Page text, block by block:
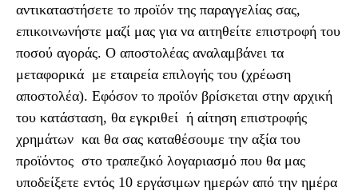
αντικαταστήσετε το προϊόν της παραγγελίας σας,
επικοινωνήστε μαζί μας για να αιτηθείτε επιστροφή του
ποσού αγοράς. Ο αποστολέας αναλαμβάνει τα
μεταφορικά με εταιρεία επιλογής του (χρέωση
αποστολέα). Εφόσον το προϊόν βρίσκεται στην αρχική
του κατάσταση, θα εγκριθεί ή αίτηση επιστροφής
χρημάτων και θα σας καταθέσουμε την αξία του
προϊόντος στο τραπεζικό λογαριασμό που θα μας
υποδείξετε εντός 10 εργάσιμων ημερών από την ημέρα